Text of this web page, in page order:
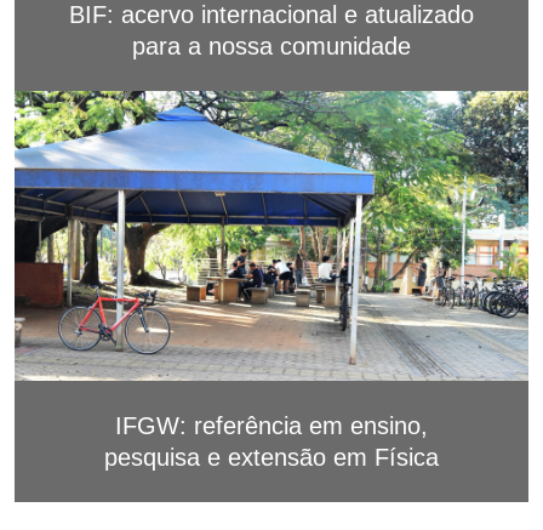
BIF: acervo internacional e atualizado
para a nossa comunidade
IFGW: referência em ensino,
pesquisa e extensão em Física